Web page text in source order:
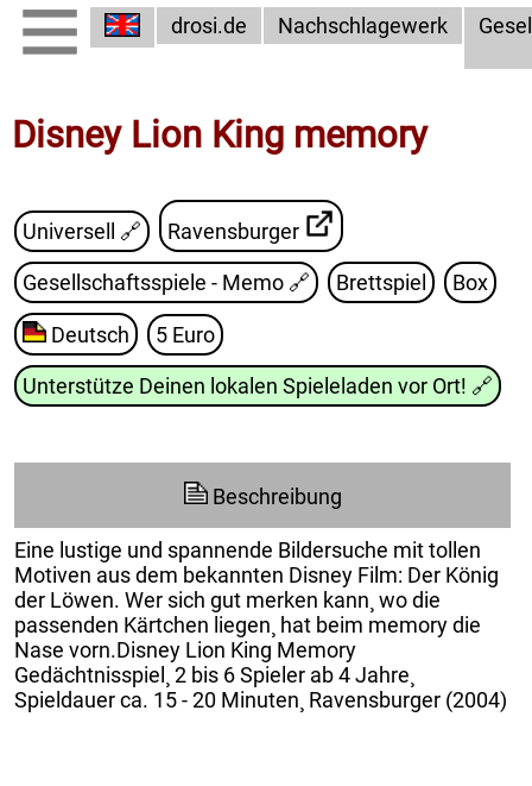
drosi.de Nachschlagewerk
Disney Lion King memory
Universell 🔗 Ravensburger
Gesellschaftsspiele - Memo 🔗 Brettspiel Box
Deutsch 5 Euro
Unterstütze Deinen lokalen Spieleladen vor Ort! 🔗
Beschreibung
Eine lustige und spannende Bildersuche mit tollen
Motiven aus dem bekannten Disney Film: Der König
der Löwen. Wer sich gut merken kann¸ wo die
passenden Kärtchen liegen¸ hat beim memory die
Nase vorn.Disney Lion King Memory
Gedächtnisspiel¸ 2 bis 6 Spieler ab 4 Jahre¸
Spieldauer ca. 15 - 20 Minuten¸ Ravensburger (2004)